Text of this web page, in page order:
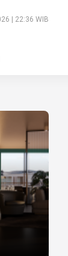
| 22:36 WIB